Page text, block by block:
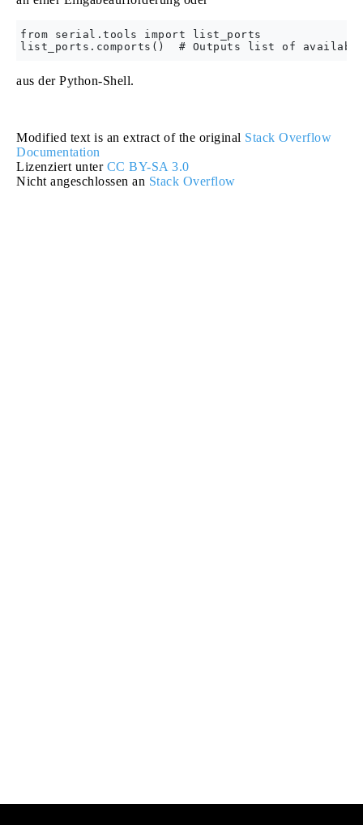
from serial.tools import list_ports
aus der Python-Shell.
Modified text is an extract of the original Stack Overflow
Documentation
Lizenziert unter CC BY-SA 3.0
Nicht angeschlossen an Stack Overflow